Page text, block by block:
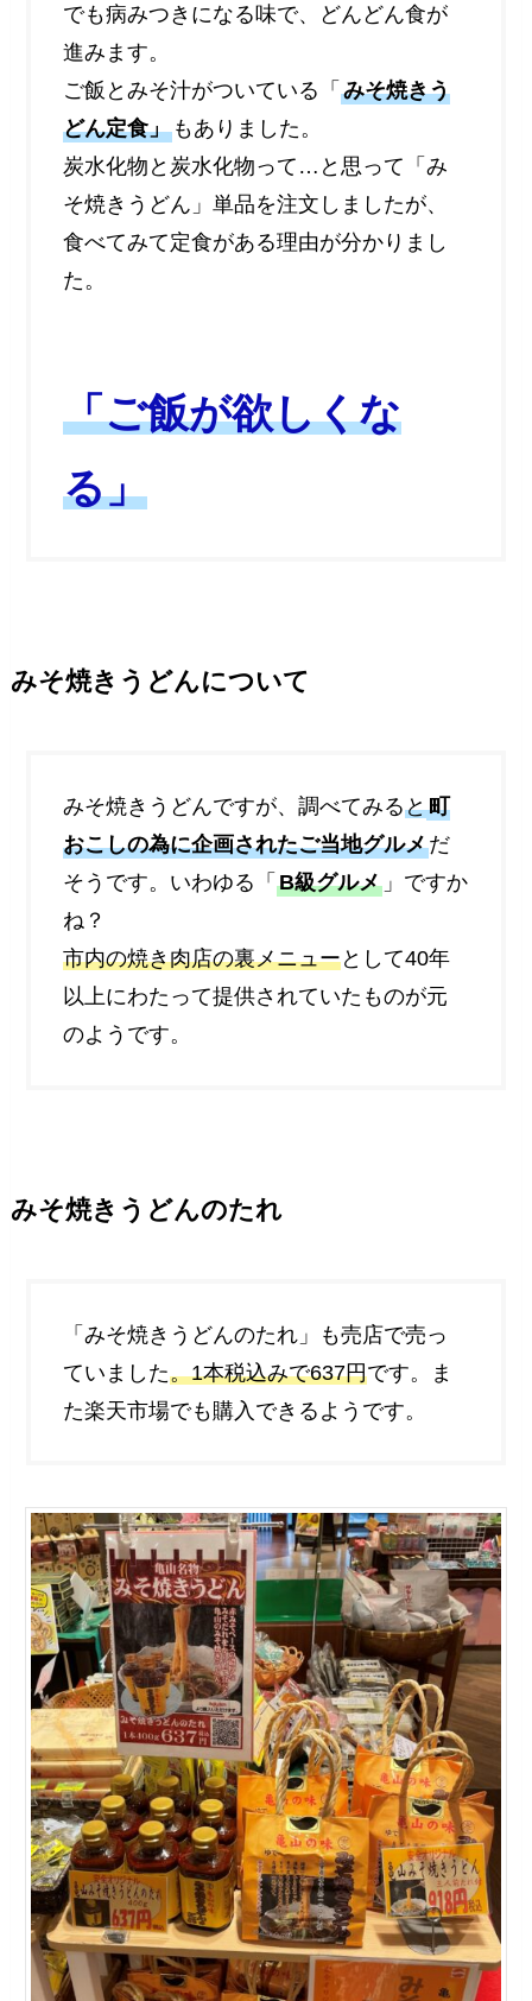
でも病みつきになる味で、 どんどん食が
進みます。
ご飯とみそ汁がついている「みそ焼きう
どん定食」 もありました。
炭水化物と炭水化物って…と思って「み
そ焼きうどん」単品を注文しましたが、
食べてみて定食がある理由が分かりまし
た。
「ご飯が欲しくな
る」
みそ焼きうどんについて
みそ焼きうどんですが、調べてみると町
おこしの為に企画されたご当地グルメだ
そうです。いわゆる「B級グルメ 」ですか
ね？
市内の焼き肉店の裏メニューとして40年
以上にわたって提供されていたものが元
のようです。
みそ焼きうどんのたれ
「みそ焼きうどんのたれ」も売店で売っ
ていました。1本税込みで637円です。ま
た楽天市場でも購入できるようです。